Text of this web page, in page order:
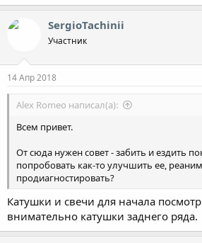
SergioTachinii
Участник
14 Апр 2018
Alex Romeo написал(а):
Всем привет.
От сюда нужен совет - забить и ездить
попробовать как-то улучшить ее,
продиагностировать?
Катушки и свечи для начала
внимательно катушки заднего ряда.